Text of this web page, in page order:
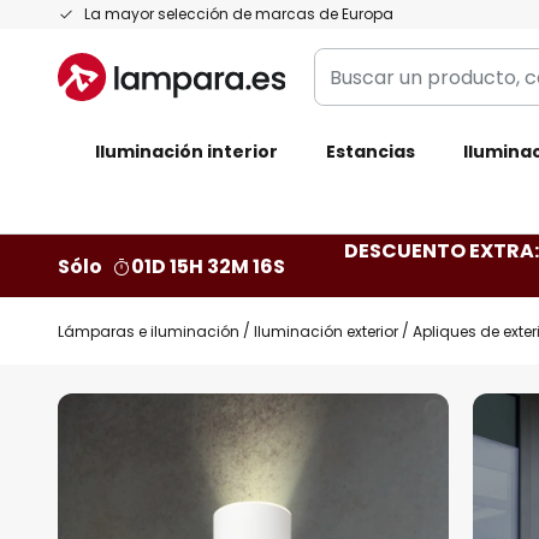
La mayor selección de marcas de Europa
Ir
contenido
Buscar
un
categoría,
Iluminación interior Estancias
Sólo 01D 15H 32M 15S
DESCUENTO
Lámparas e iluminación Iluminación exterior Apliques de
Saltar